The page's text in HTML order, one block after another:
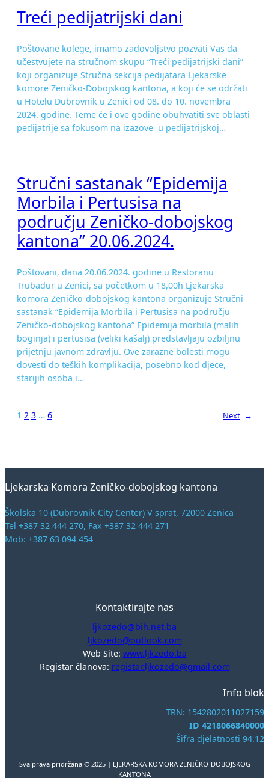
Treći pedijatrijski dani
Poštovane kolege, imamo zadovoljstvo pozvati Vas da
učestvujete na stručnom skupu “Treći pedijatrijski dani”
koji organizuje Stručna sekcija pedijatara Ljekarske
komore Zeničko-Dobojskog kantona, a koji će se održati
u Hotelu Dubrovnik u Zenici od 08. do 10. novembra
2024. godine. Teme će i ove godine obuhvatiti sve oblasti
pedijatrije sa fokusom na izazove u pedijatrijskoj…
Stručni sastanak “Epidemija
Morbila i Pertusisa na
području Zeničko-dobojskog
kantona” 20.06.2024.
Poštovani, dana 20.06.2024. godine u Restoranu
Trubadur u Zenici, sa početkom u 18,00h Ljekarska
komora Zeničko-dobojskog kantona organizuje Stručni
sastanak “Epidemija Morbila i Pertusisa na području
Zeničko-dobojskog kantona” Epidemija morbila (malih
boginja) i pertusisa (veliki kašalj) predstavljaju ozbiljnu
prijetnju javnom zdravlju. Ove zarazne bolesti mogu
dovesti do teških komplikacija, posebno kod djece,
starijih osoba i…
1 2 3 … 6 Next →
Ljekarska Komora Zeničko-dobojskog kantona
Školska 10 (Dubrovnik City Center) V sprat, 72000 Zenica
Tel +387 32 444 270, Fax +387 32 444 271
Mob: +387 63 094 454
Kontaktirajte nas
ljkozedo@bih.net.ba
ljkozedo@outlook.com
Web Site: www.ljkzedo.ba
Registar članova: registar.ljkozedo@gmail.com
Info blok
TRN: 1542802011027159
ID 4218066840000
Šifra djelatnosti 94.12
Sva prava pridržana © 2025 | LJEKARSKA KOMORA ZENIČKO-DOBOJSKOG
KANTONA